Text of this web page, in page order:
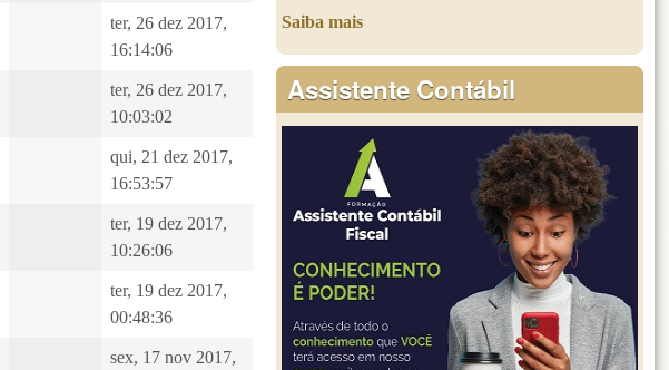
ter, 26 dez 2017,
16:14:06
ter, 26 dez 2017,
10:03:02
qui, 21 dez 2017,
16:53:57
ter, 19 dez 2017,
10:26:06
ter, 19 dez 2017,
00:48:36
sex, 17 nov 2017,
Saiba mais
Assistente Contábil